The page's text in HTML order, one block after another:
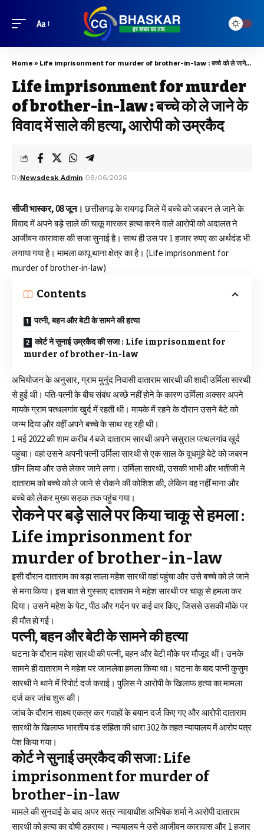
Aa
Home » Life imprisonment for murder of brother-in-law : बच्चे को ले जाने के विवाद में साले की हत्या, आरोपी को उम्रकैद
Life imprisonment for murder
of brother-in-law : बच्चे को ले जाने के
विवाद में साले की हत्या, आरोपी को उम्रकैद
ByNewsdesk Admin 08/06/2026
सीजी भास्कर, 08 जून।छत्तीसगढ़ के रायगढ़ जिले में बच्चे को जबरन ले जाने के
विवाद में अपने बड़े साले की चाकू मारकर हत्या करने वाले आरोपी को अदालत ने
आजीवन कारावास की सजा सुनाई है। साथ ही उस पर 1 हजार रुपए का अर्थदंड भी
लगाया गया है। मामला कापू थाना क्षेत्र का है। (Life imprisonment for
murder of brother-in-law)
Contents
पत्नी, बहन और बेटी के सामने की हत्या
कोर्ट ने सुनाई उम्रकैद की सजा : Life imprisonment for
murder of brother-in-law
अभियोजन के अनुसार, ग्राम मुनुंद निवासी दाताराम सारथी की शादी उर्मिला सारथी
से हुई थी। पति-पत्नी के बीच संबंध अच्छे नहीं होने के कारण उर्मिला अक्सर अपने
मायके ग्राम पत्थलगांव खुर्द में रहती थी। मायके में रहने के दौरान उसने बेटे को
जन्म दिया और वहीं अपने बच्चे के साथ रह रही थी।
1 मई 2022 की शाम करीब 4 बजे दाताराम सारथी अपने ससुराल पत्थलगांव खुर्द
पहुंचा। वहां उसने अपनी पत्नी उर्मिला सारथी से एक साल के दूधमुंहे बेटे को जबरन
छीन लिया और उसे लेकर जाने लगा। उर्मिला सारथी, उसकी भाभी और भतीजी ने
दाताराम को बच्चे को ले जाने से रोकने की कोशिश की, लेकिन वह नहीं माना और
बच्चे को लेकर मुख्य सड़क तक पहुंच गया।
रोकने पर बड़े साले पर किया चाकू से हमला :
Life imprisonment for
murder of brother-in-law
इसी दौरान दाताराम का बड़ा साला महेश सारथी वहां पहुंचा और उसे बच्चे को ले जाने
से मना किया। इस बात से गुस्साए दाताराम ने महेश सारथी पर चाकू से हमला कर
दिया। उसने महेश के पेट, पीठ और गर्दन पर कई वार किए, जिससे उसकी मौके पर
ही मौत हो गई।
पत्नी, बहन और बेटी के सामने की हत्या
घटना के दौरान महेश सारथी की पत्नी, बहन और बेटी मौके पर मौजूद थीं। उनके
सामने ही दाताराम ने महेश पर जानलेवा हमला किया था। घटना के बाद पत्नी कुसुम
सारथी ने थाने में रिपोर्ट दर्ज कराई। पुलिस ने आरोपी के खिलाफ हत्या का मामला
दर्ज कर जांच शुरू की।
जांच के दौरान साक्ष्य एकत्र कर गवाहों के बयान दर्ज किए गए और आरोपी दाताराम
सारथी के खिलाफ भारतीय दंड संहिता की धारा 302 के तहत न्यायालय में आरोप पत्र
पेश किया गया।
कोर्ट ने सुनाई उम्रकैद की सजा :Life
imprisonment for murder of
brother-in-law
मामले की सुनवाई के बाद अपर सत्र न्यायाधीश अभिषेक शर्मा ने आरोपी दाताराम
सारथी को हत्या का दोषी ठहराया। न्यायालय ने उसे आजीवन कारावास और 1 हजार